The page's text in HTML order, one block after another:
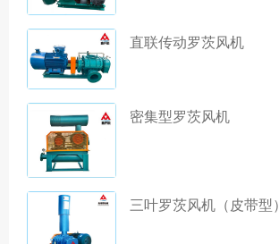
直联传动罗茨风机
密集型罗茨风机
三叶罗茨风机（皮带型）